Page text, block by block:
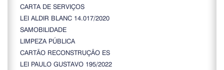
CARTA DE SERVIÇOS
LEI ALDIR BLANC 14.017/2020
SAMOBILIDADE
LIMPEZA PÚBLICA
CARTÃO RECONSTRUÇÃO ES
LEI PAULO GUSTAVO 195/2022